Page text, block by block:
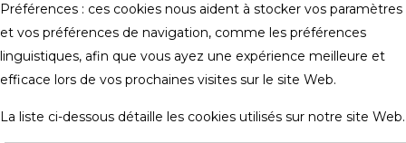
Préférences : ces cookies nous aident à stocker vos paramètres
et vos préférences de navigation, comme les préférences
linguistiques, afin que vous ayez une expérience meilleure et
efficace lors de vos prochaines visites sur le site Web.
La liste ci-dessous détaille les cookies utilisés sur notre site Web.